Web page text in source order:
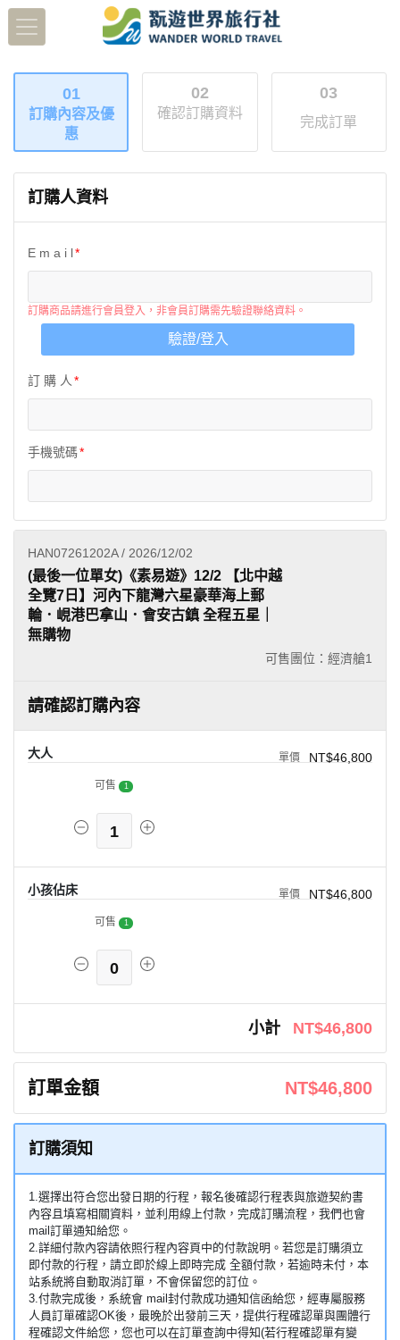
01
訂購內容及優
惠
02
確認訂購資料
03
完成訂單
訂購人資料
E m a i l
訂購商品請進行會員登入，非會員訂購需先驗證聯絡資料。
驗證/登入
訂 購 人
手機號碼
HAN07261202A / 2026/12/02
可售團位：經濟艙1
(最後一位單女)《素易遊》12/2 【北中越
全覽7日】河內下龍灣六星豪華海上郵
輪．峴港巴拿山．會安古鎮 全程五星｜
無購物
請確認訂購內容
大人 NT$46,800
可售 1
1
小孩佔床 NT$46,800
可售 1
0
小計 NT$46,800
訂單金額 NT$46,800
訂購須知
1.選擇出符合您出發日期的行程，報名後確認行程表與旅遊契約書
內容且填寫相關資料，並利用線上付款，完成訂購流程，我們也會
mail訂單通知給您。
2.詳細付款內容請依照行程內容頁中的付款說明。若您是訂購須立
即付款的行程，請立即於線上即時完成 全額付款，若逾時未付，本
站系統將自動取消訂單，不會保留您的訂位。
3.付款完成後，系統會 mail封付款成功通知信函給您，經專屬服務
人員訂單確認OK後，最晚於出發前三天，提供行程確認單與團體行
程確認文件給您，您也可以在訂單查詢中得知(若行程確認單有變